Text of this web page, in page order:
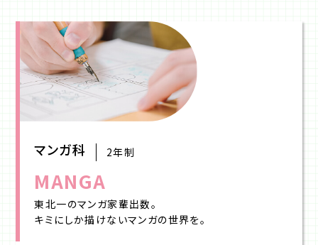
マンガ科 2年制
MANGA
東北一のマンガ家輩出数。
キミにしか描けないマンガの世界を。